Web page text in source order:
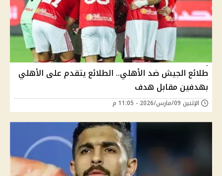
طلائع الجيش ضد الأهلي.. الطلائع يتقدم على الأهلي
بهدفين مقابل هدف
الإثنين 09/مارس/2026 - 11:05 م